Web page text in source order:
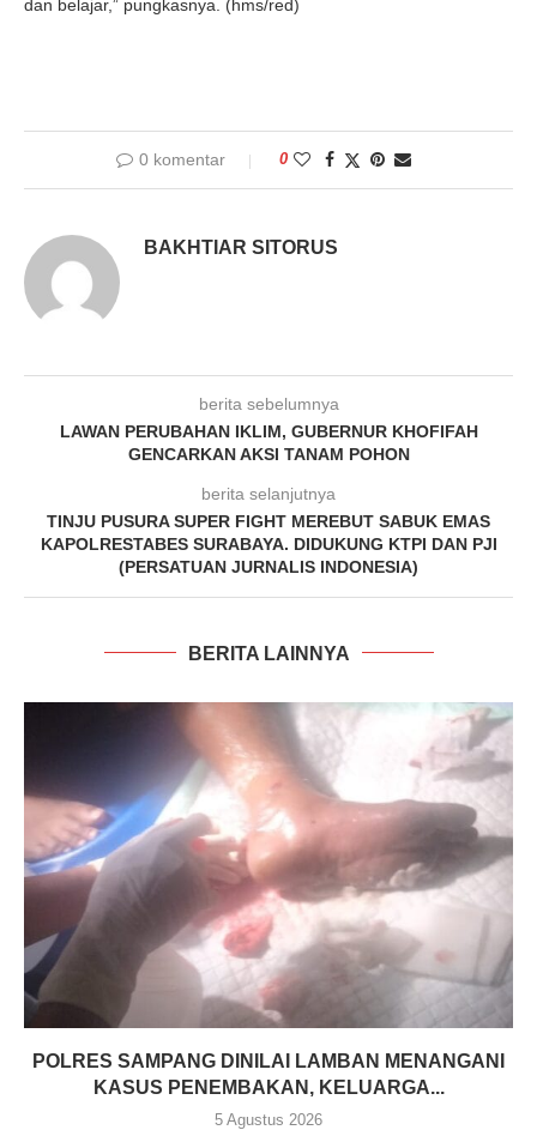
dan belajar,” pungkasnya. (hms/red)
0 komentar 0
BAKHTIAR SITORUS
berita sebelumnya
LAWAN PERUBAHAN IKLIM, GUBERNUR KHOFIFAH
GENCARKAN AKSI TANAM POHON
berita selanjutnya
TINJU PUSURA SUPER FIGHT MEREBUT SABUK EMAS
KAPOLRESTABES SURABAYA. DIDUKUNG KTPI DAN PJI
(PERSATUAN JURNALIS INDONESIA)
BERITA LAINNYA
POLRES SAMPANG DINILAI LAMBAN MENANGANI
KASUS PENEMBAKAN, KELUARGA...
5 Agustus 2026